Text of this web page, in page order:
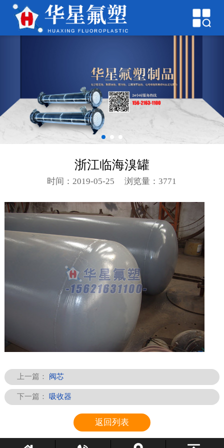
关于我们
新闻中心
产品优点
联系我们
浙江临海溴罐
时间：2019-05-25 浏览量：3771
上一篇： 阀芯
下一篇： 吸收器
返回列表